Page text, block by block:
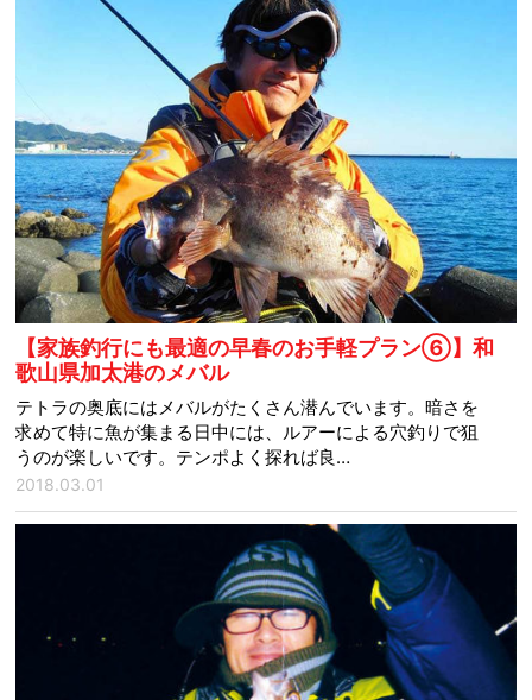
【家族釣行にも最適の早春のお手軽プラン⑥】和
歌山県加太港のメバル
テトラの奥底にはメバルがたくさん潜んでいます。暗さを
求めて特に魚が集まる日中には、ルアーによる穴釣りで狙
うのが楽しいです。テンポよく探れば良…
2018.03.01